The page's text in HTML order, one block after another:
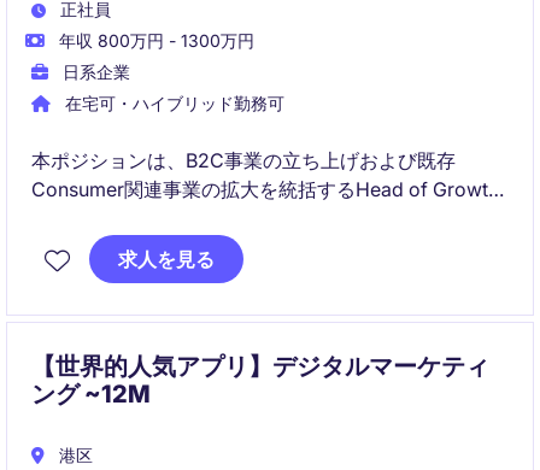
正社員
年収 800万円 - 1300万円
日系企業
在宅可・ハイブリッド勤務可
本ポジションは、B2C事業の立ち上げおよび既存
Consumer関連事業の拡大を統括するHead of Growth
KPI・収益管理までを担い、CEO・経営陣と密に連携し
ながら、全社的な成長と収益構造の最適化を推進しま
求人を見る
【世界的人気アプリ】デジタルマーケティ
ング ~12M
港区